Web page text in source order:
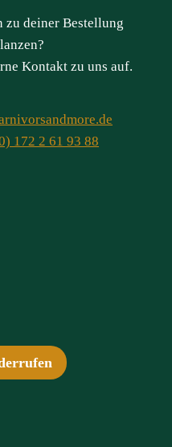
zu deiner Bestellung
Kontakt zu uns auf.
172 2 61 93 88